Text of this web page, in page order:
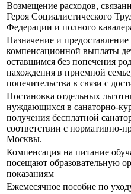
Возмещение расходов,
Героя Социалистического
Федерации и полного
Назначение и
компенсационной выплаты
оставшимся без попечения
нахождения в приемной
попечительства в связи с
Постановка отдельных
нуждающихся в санаторно-
получения бесплатной
соответствии с нормативно-
Москвы.
Компенсация на питание
посещают образовательную
показаниям
Ежемесячное пособие по